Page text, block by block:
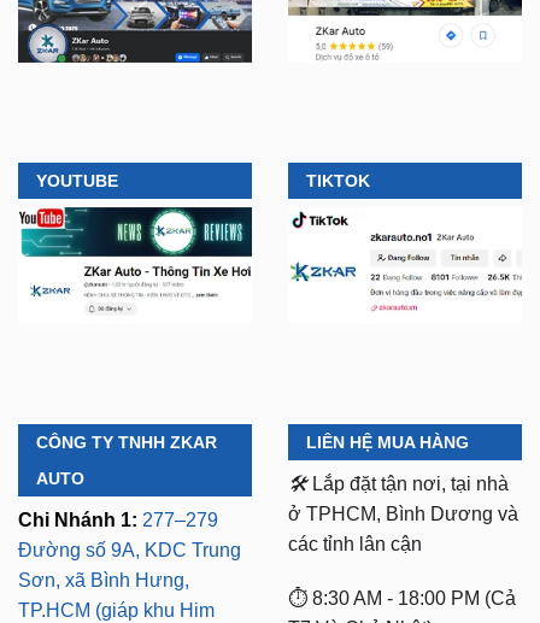
YOUTUBE TIKTOK
CÔNG TY TNHH ZKAR
AUTO
Chi Nhánh 1: 277–279
Đường số 9A, KDC Trung
Sơn, xã Bình Hưng,
TP.HCM (giáp khu Him
LIÊN HỆ MUA HÀNG
🛠️ Lắp đặt tận nơi, tại nhà
ở TPHCM, Bình Dương và
các tỉnh lân cận
⏱️ 8:30 AM - 18:00 PM (Cả